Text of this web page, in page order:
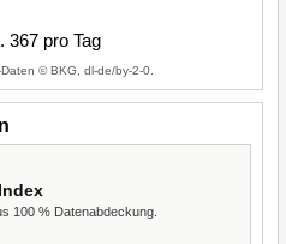
367 pro Tag
Daten © BKG, dl-de/by-2-0.
100 % Datenabdeckung.